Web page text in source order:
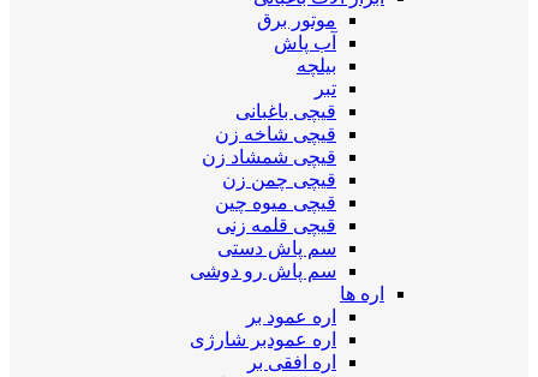
موتور برق
آب پاش
بیلچه
تبر
قیچی باغبانی
قیچی شاخه زن
قیچی شمشاد زن
قیچی چمن زن
قیچی میوه چین
قیچی قلمه زنی
سم پاش دستی
سم پاش رو دوشی
اره ها
اره عمود بر
اره عمودبر شارژی
اره افقی بر